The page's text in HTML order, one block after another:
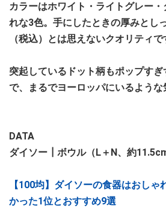
カラーはホワイト・ライトグレー
れな3色。手にしたときの厚みとし
（税込）とは思えないクオリティで
突起しているドット柄もポップす
で、まるでヨーロッパにいるような
DATA
ダイソー┃ボウル（L＋N、約11.5cm
【100均】ダイソーの食器はおしゃ
かった1位とおすすめ9選